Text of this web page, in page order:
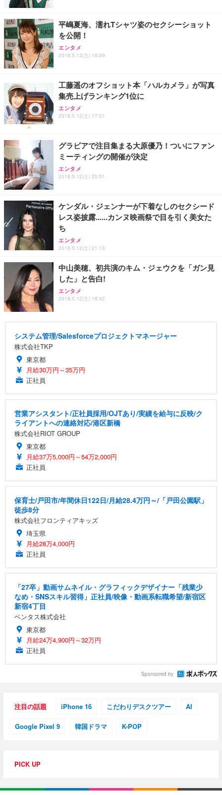
平嶋夏海、濡れTシャツ姿のセクシーショット
を公開！
エンタメ
2018.5.12(土) 18:59
工藤遥のオフショット本「ハルカメラ」が写真
集売上げランキング1位に
エンタメ
2018.5.12(土) 17:21
グラビアで注目集まる大原優乃！ついにファン
ミーティングの開催が決定
エンタメ
2018.5.12(土) 20:51
ケンダル・ジェンナーが下着なしのセクシード
レス姿披露......カンヌ映画祭で目を引く美女た
ち
エンタメ
2018.5.12(土) 21:13
中山美穂、初共演のキム・ジェウクを「ガン見
した」と告白!
エンタメ
2018.5.12(土) 18:42
システム管理/Salesforceプロジェクトマネージャー
株式会社TKP
東京都
月給30万円～35万円
正社員
営業アシスタント/正社員採用/OJTあり/実績を給与に反映/ク
ライアントへの連絡対応/港区新橋
株式会社RIOT GROUP
東京都
月給37万5,000円～54万2,000円
正社員
保育士/戸田市/年間休日122日/月給28.4万円～/「戸田公園駅」
徒歩8分
株式会社フロンティアキッズ
埼玉県
月給28万4,000円
正社員
「27卒」動画サムネイル・グラフィックデザイナー「残業少
なめ・SNSスキル習得」正社員/映像・動画系転職希望/新宿区
新宿4丁目
ベンタス株式会社
東京都
月給24万4,900円～32万円
正社員
Sponsored by
注目の話題 iPhone 16 こだわりデスクツアー AI
Google Pixel 9 韓国ドラマ K-POP
PICK UP